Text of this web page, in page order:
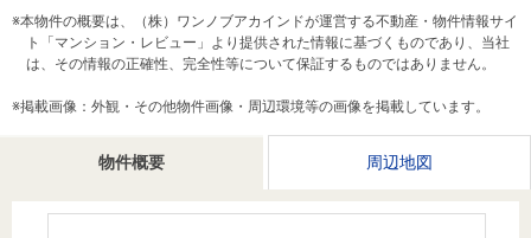
ショ
ンを
探す
中古
一戸
建て
を探
す
投
資
事業
用物
査
定
相
談
時手
取り
都圏）
古屋）
西）
経営ビジ
ョン
組織図
役員一
覧
リリース
会社案内
法人のお客さま
会員ページ物件概要 周辺地図
※本物件の概要は、（株）ワンノブアカインドが運営する不動産・物件情報サイ
ト「マンション・レビュー」より提供された情報に基づくものであり、当社
は、その情報の正確性、完全性等について保証するものではありません。
※掲載画像：外観・その他物件画像・周辺環境等の画像を掲載しています。